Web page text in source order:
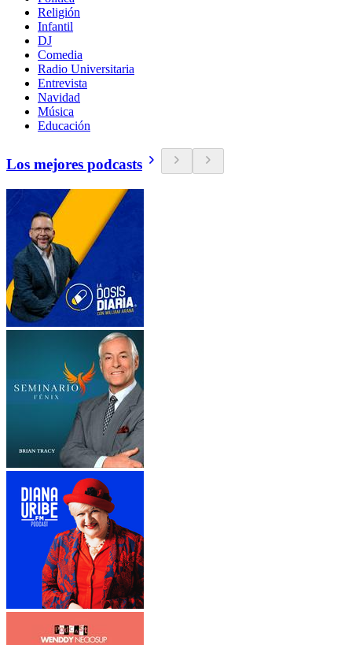
Religión
Infantil
DJ
Comedia
Radio Universitaria
Entrevista
Navidad
Música
Educación
Los mejores podcasts